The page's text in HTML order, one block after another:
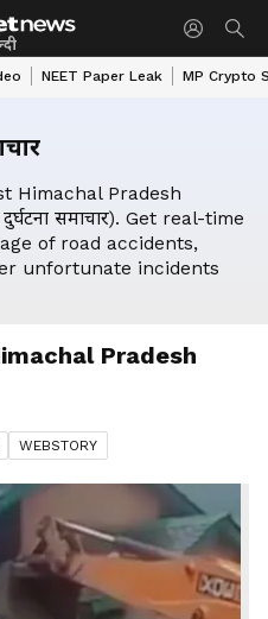
NEET Paper Leak MP Crypto
Himachal Pradesh
समाचार). Get real-time
of road accidents,
unfortunate incidents
Pradesh
WEBSTORY